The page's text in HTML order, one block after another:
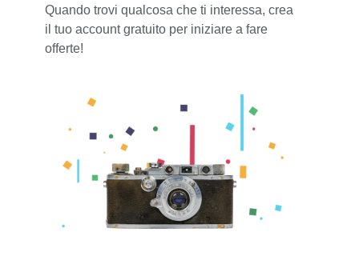
Quando trovi qualcosa che ti interessa, crea
il tuo account gratuito per iniziare a fare
offerte!